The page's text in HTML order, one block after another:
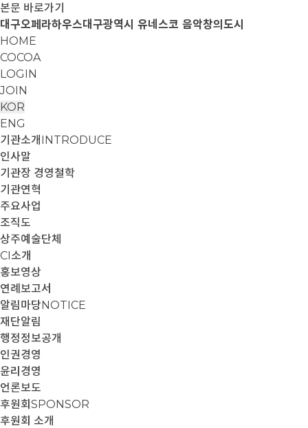
본문 바로가기
대구오페라하우스대구광역시 유네스코 음악창의도시
HOME
COCOA
LOGIN
JOIN
KOR
ENG
기관소개 INTRODUCE
인사말
기관장 경영철학
기관연혁
주요사업
조직도
상주예술단체
CI소개
홍보영상
연례보고서
알림마당NOTICE
재단알림
행정정보공개
인권경영
윤리경영
언론보도
후원회 SPONSOR
후원회 소개